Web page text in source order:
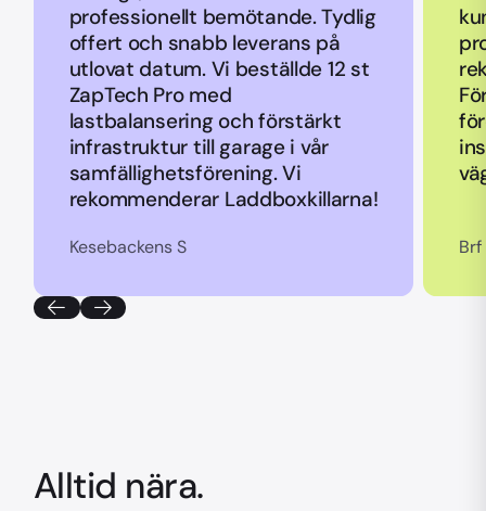
professionellt bemötande. Tydlig
offert och snabb leverans på
utlovat datum. Vi beställde 12 st
ZapTech Pro med
lastbalansering och förstärkt
infrastruktur till garage i vår
samfällighetsförening. Vi
rekommenderar Laddboxkillarna!
Kesebackens S Brf
Alltid nära.